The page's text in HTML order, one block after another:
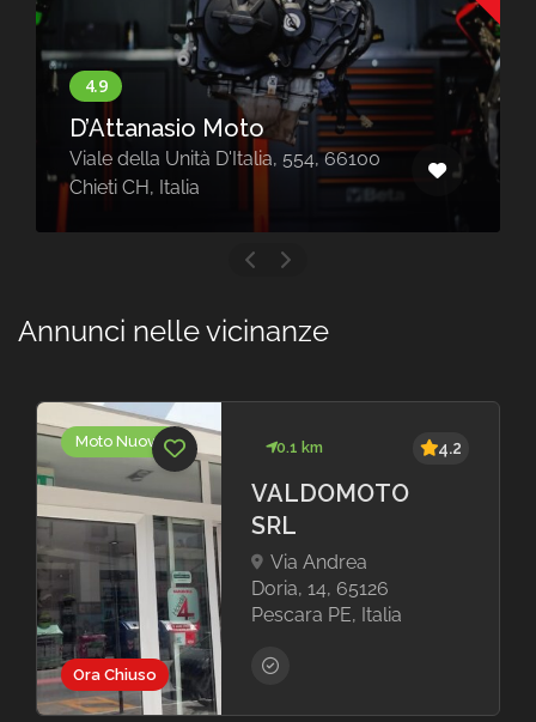
D’Attanasio Moto
Viale della Unità D'Italia, 554, 66100
Chieti CH, Italia
Annunci nelle vicinanze
Ora Chiuso
Moto Nuove 0.1 km
VALDOMOTO
SRL
Via Andrea
Doria, 14, 65126
Pescara PE, Italia
4.2